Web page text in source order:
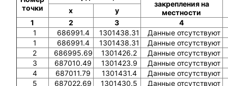
точки
закрепления на
местности
x
y
1
2 3
4
1
686991.4 1301438.31
Данные отсутствуют
1
686991.4 1301438.31
Данные отсутствуют
2
686995.69 1301426.2
Данные отсутствуют
3
687010.49 1301423.9
Данные отсутствуют
4
687011.79 1301431.4
Данные отсутствуют
5
687022.69 1301430.5
Данные отсутствуют